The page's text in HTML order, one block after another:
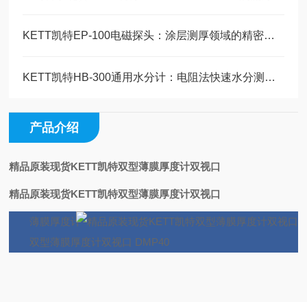
KETT凯特EP-100电磁探头：涂层测厚领域的精密感知核心
KETT凯特HB-300通用水分计：电阻法快速水分测定的全能选手
产品介绍
精品原装现货KETT凯特双型薄膜厚度计双视口
精品原装现货KETT凯特双型薄膜厚度计双视口
薄膜厚度计
双型薄膜厚度计双视口 DMP40